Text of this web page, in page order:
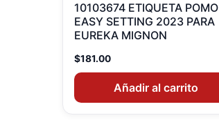
10103674 ETIQUETA POMO
EASY SETTING 2023 PARA
EUREKA MIGNON
$181.00
Añadir al carrito